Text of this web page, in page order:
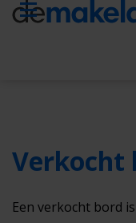
Verkocht
Een verkocht bord